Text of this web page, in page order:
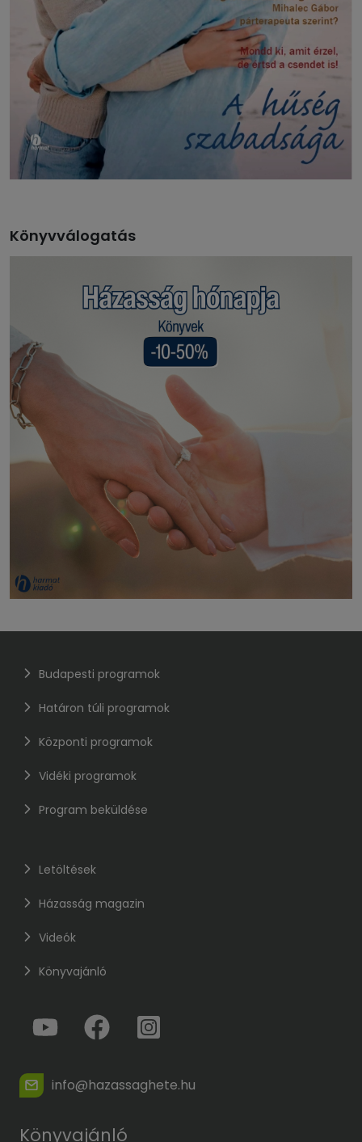
Könyvválogatás
Budapesti programok
Határon túli programok
Központi programok
Vidéki programok
Program beküldése
Letöltések
Házasság magazin
Videók
Könyvajánló
info@hazassaghete.hu
Könyvajánló